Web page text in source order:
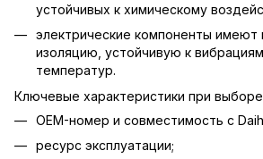
устойчивых к химическому
электрические компоненты
изоляцию, устойчивую к
температур.
Ключевые характеристики при
OEM-номер и совместимость с
ресурс эксплуатации;